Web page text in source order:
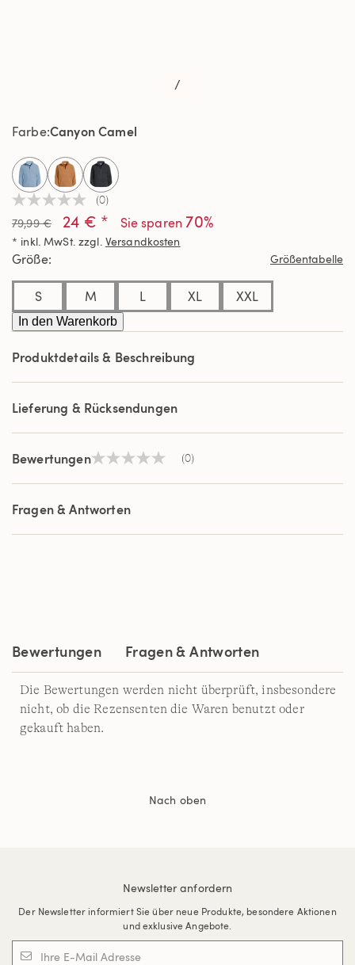
/
Kein
Beurteilungswert
Link
auf
derselben
(0)
79,99 € 24 € * Sie sparen 70%
* inkl. MwSt. zzgl. Versandkosten
FarbeCanyon Camel
selected
Größe Größentabelle
S M L XL XXL
In den Warenkorb
Produktdetails & Beschreibung
Lieferung & Rücksendungen
BewertungenKein
Link
derselben
(0)
Fragen & Antworten
Bewertungen Fragen & Antworten
Die Bewertungen werden nicht überprüft, insbesondere
nicht, ob die Rezensenten die Waren benutzt oder
gekauft haben.
Nach oben
Newsletter anfordern
Der Newsletter informiert Sie über neue Produkte, besondere Aktionen
und exklusive Angebote.